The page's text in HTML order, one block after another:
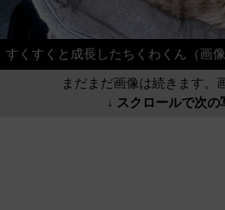
すくすくと成長したちくわくん（画
まだまだ画像は続きます。
↓ スクロールで次の